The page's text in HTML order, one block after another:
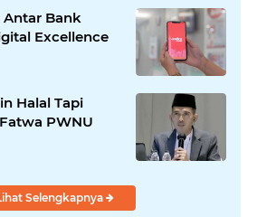
Antar Bank
Excellence
Halal Tapi
PWNU
Selengkapnya